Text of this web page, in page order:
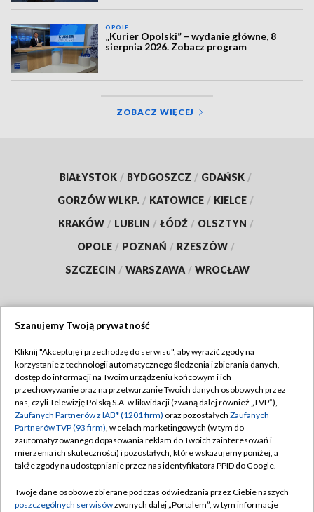
OPOLE
„Kurier Opolski” – wydanie główne, 8
sierpnia 2026. Zobacz program
ZOBACZ WIĘCEJ
BIAŁYSTOK / BYDGOSZCZ / GDAŃSK /
GORZÓW WLKP. / KATOWICE / KIELCE /
KRAKÓW / LUBLIN / ŁÓDŹ / OLSZTYN /
OPOLE / POZNAŃ / RZESZÓW /
SZCZECIN / WARSZAWA / WROCŁAW
TVP
Abonament TVP
Emisja w TVP
Centrum informacji TVP
Naziemna Telewizja Cyfrowa
Rada Programowa
Regulamin TVP
Polityka prywatności
Moje zgody
Pomoc
Kontakt
Szanujemy Twoją prywatność
Kliknij "Akceptuję i przechodzę do serwisu", aby wyrazić zgody na
korzystanie z technologii automatycznego śledzenia i zbierania danych,
dostęp do informacji na Twoim urządzeniu końcowym i ich
przechowywanie oraz na przetwarzanie Twoich danych osobowych przez
nas, czyli Telewizję Polską S.A. w likwidacji (zwaną dalej również „TVP”),
Zaufanych Partnerów z IAB* (1201 firm) oraz pozostałych Zaufanych
Partnerów TVP (93 firm), w celach marketingowych (w tym do
zautomatyzowanego dopasowania reklam do Twoich zainteresowań i
mierzenia ich skuteczności) i pozostałych, które wskazujemy poniżej, a
także zgody na udostępnianie przez nas identyfikatora PPID do Google.
Twoje dane osobowe zbierane podczas odwiedzania przez Ciebie naszych
poszczególnych serwisówzwanych dalej „Portalem”, w tym informacje